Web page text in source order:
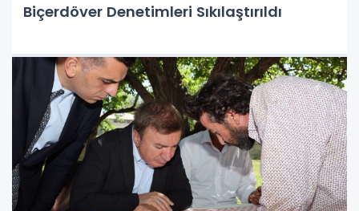
Biçerdöver Denetimleri Sıkılaştırıldı